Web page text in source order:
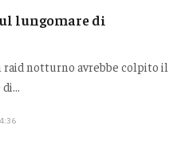
lungomare di
raid notturno avrebbe colpito il